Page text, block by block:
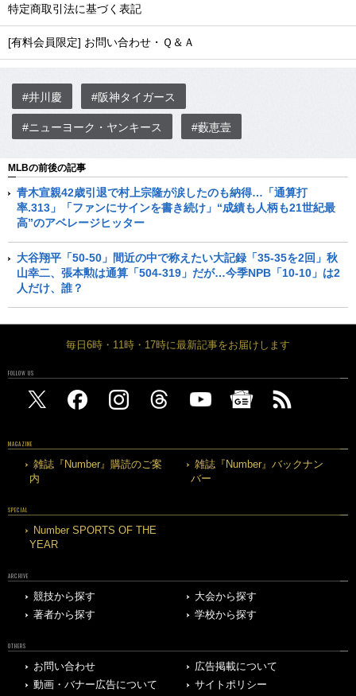
特定商取引法に基づく表記
[有料会員限定] お問い合わせ・Ｑ＆Ａ
#井川慶 #阪神タイガース
#ニューヨーク・ヤンキース #藪恵壹
MLBの前後の記事
青木宣親42歳引退で村上宗隆が涙したのも納得…「通算打
率.313」「ファンにサインを書き続け」“成績も人柄も21世紀最
高”のアベレージヒッター
大谷翔平「50-50」間近の中で称えたい大記録「35-35を2回」秋
山幸二、張本勲は通算「504-319」だが…今季NPB「10-10」は2
人だけ、誰？
毎日6時・11時・17時に最新記事をお届けします
FOLLOW US
MAGAZINE
雑誌『Number』購読のご案
内
雑誌『Number』バックナン
バー
SPECIAL
Number SPORTS OF THE
YEAR
ARCHIVE
競技から探す
大会から探す
著者から探す
学校から探す
OTHERS
お問い合わせ
広告掲載について
動画・バナー広告について
サイトポリシー